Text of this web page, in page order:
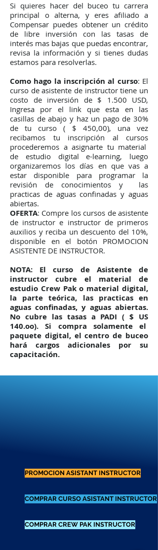
Si quieres hacer del buceo tu carrera
principal o alterna, y eres afiliado a
Compensar puedes obtener un crédito
de libre inversión con las tasas de
interés mas bajas que puedas encontrar,
revisa la información y si tienes dudas
estamos para resolverlas.
Como hago la inscripción al curso: El
curso de asistente de instructor tiene un
costo de inversión de $ 1.500 USD,
Ingresa por el link que esta en las
casillas de abajo y haz un pago de 30%
de tu curso ( $ 450,00), una vez
recibamos tu inscripción al cursos
procederemos a asignarte tu material
de estudio digital e-learning, luego
organizaremos los días en que vas a
estar disponible para programar la
revisión de conocimientos y las
practicas de aguas confinadas y aguas
abiertas.
OFERTA: Compre los cursos de asistente
de instructor e instructor de primeros
auxilios y reciba un descuento del 10%,
disponible en el botón PROMOCION
ASISTENTE DE INSTRUCTOR.
NOTA: El curso de Asistente de
instructor cubre el material de
estudio Crew Pak o material digital,
la parte teórica, las practicas en
aguas confinadas, y aguas abiertas.
No cubre las tasas a PADI ( $ US
140.oo).Si compra solamente el
paquete digital, el centro de buceo
hará cargos adicionales por su
capacitación.
PROMOCION ASISTANT INSTRUCTOR
COMPRAR CURSO ASISTANT INSTRUCTOR
COMPRAR CREW PAK INSTRUCTOR